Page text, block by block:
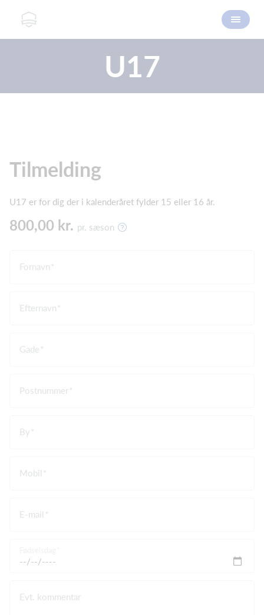
U17
Tilmelding
U17 er for dig der i kalenderåret fylder 15 eller 16 år.
800,00 kr. pr. sæson
Fornavn
Efternavn
Gade
Postnummer
By
Mobil
E-mail
Evt. kommentar